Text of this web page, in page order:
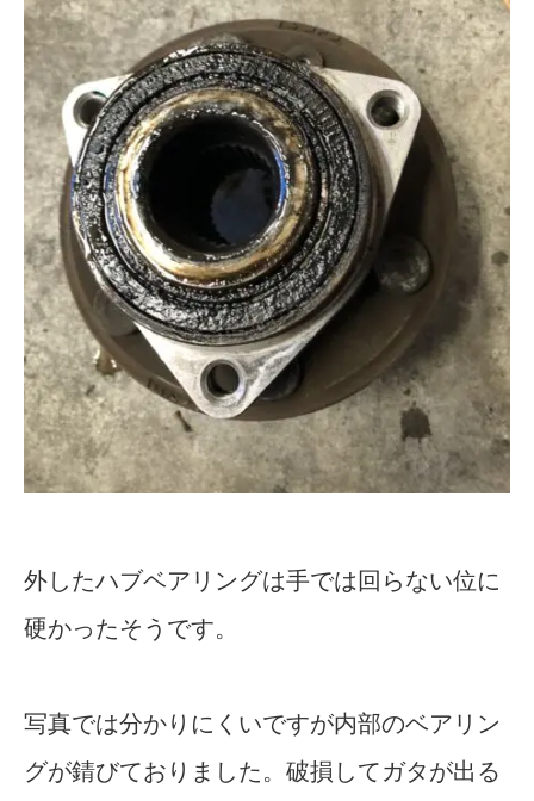
外したハブベアリングは手では回らない位に
硬かったそうです。
写真では分かりにくいですが内部のベアリン
グが錆びておりました。破損してガタが出る